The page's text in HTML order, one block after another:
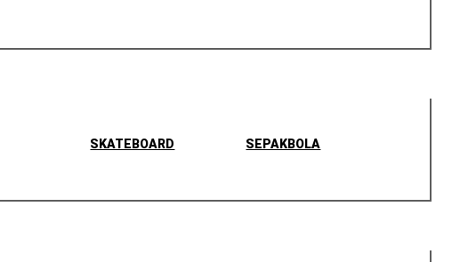
SKATEBOARD
SEPAKBOLA